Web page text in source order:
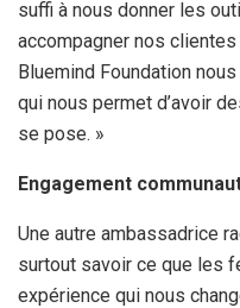
suffi à nous donner les
accompagner nos
Bluemind Foundation
qui nous permet d’avoir
se pose. »
Engagement
Une autre ambassadrice
surtout savoir ce que les
expérience qui nous